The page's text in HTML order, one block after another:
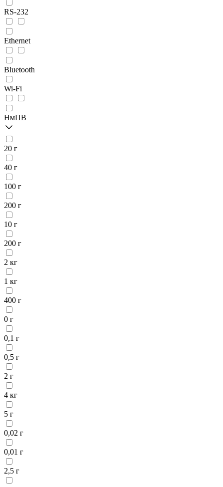
RS-232
Ethernet
Bluetooth
Wi-Fi
НмПВ
20 г
40 г
100 г
200 г
10 г
200 г
2 кг
1 кг
400 г
0 г
0,1 г
0,5 г
2 г
4 кг
5 г
0,02 г
0,01 г
2,5 г